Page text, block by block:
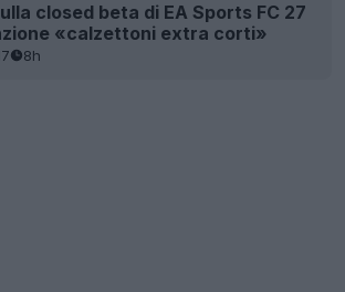
closed beta di EA Sports FC 27
«calzettoni extra corti»
8h